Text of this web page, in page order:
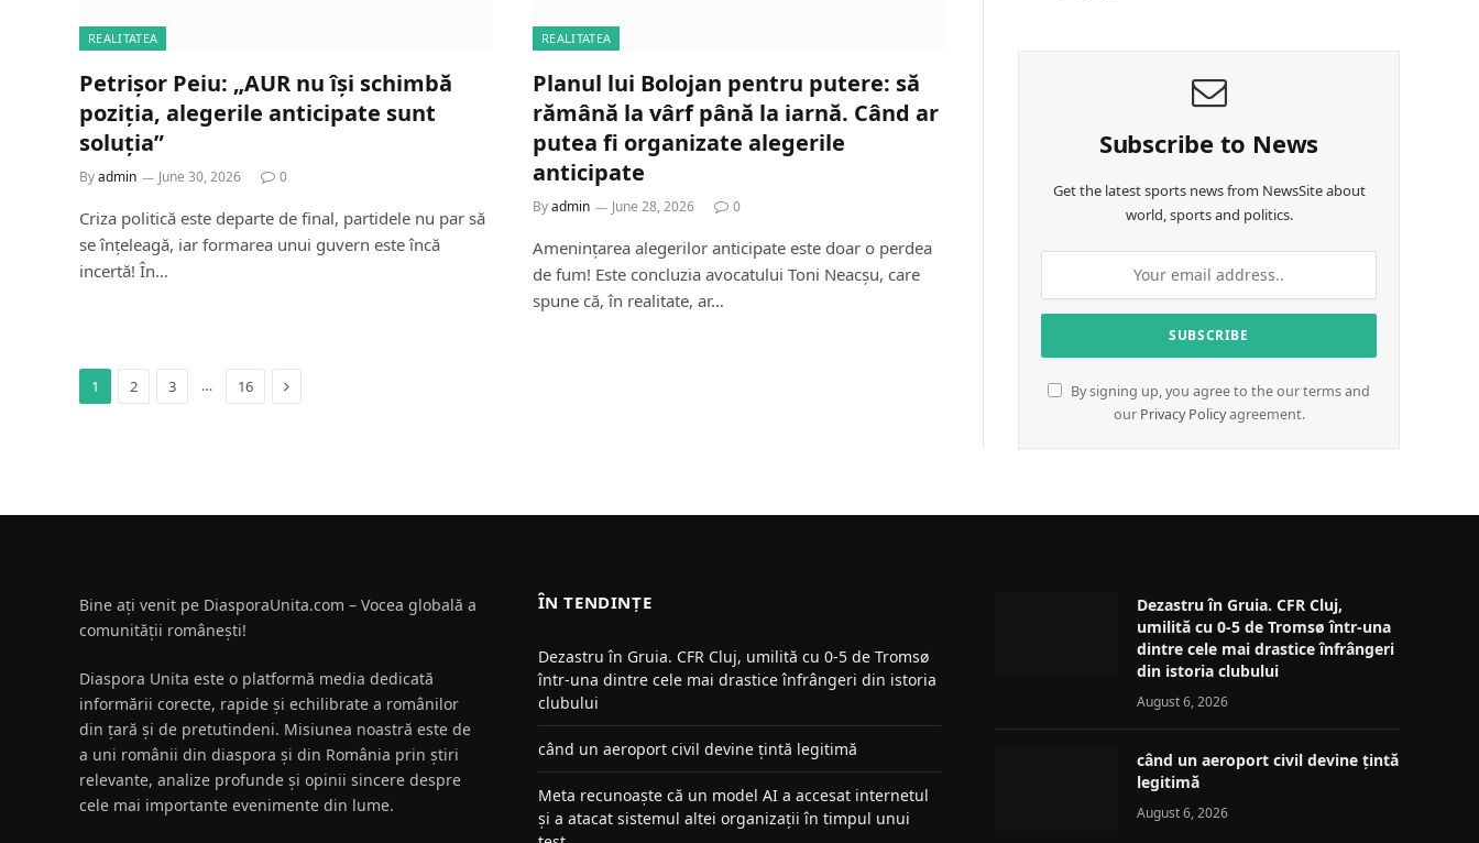
REALITATEA
Petrișor Peiu: „AUR nu își schimbă
poziția, alegerile anticipate sunt
soluția”
Byadmin June 30, 2026 0
Criza politică este departe de final, partidele nu par să
se înțeleagă, iar formarea unui guvern este încă
incertă! În…
REALITATEA
Planul lui Bolojan pentru putere: să
rămână la vârf până la iarnă. Când ar
putea fi organizate alegerile
anticipate
Byadmin June 28, 2026 0
Amenințarea alegerilor anticipate este doar o perdea
de fum! Este concluzia avocatului Toni Neacșu, care
spune că, în realitate, ar…
1 2 3 … 16 Next
Subscribe to News
Get the latest sports news from NewsSite about
world, sports and politics.
By signing up, you agree to the our terms and
our Privacy Policyagreement.
Bine ați venit pe DiasporaUnita.com – Vocea globală a
comunității românești!
Diaspora Unita este o platformă media dedicată
informării corecte, rapide și echilibrate a românilor
din țară și de pretutindeni. Misiunea noastră este de
a uni românii din diaspora și din România prin știri
relevante, analize profunde și opinii sincere despre
cele mai importante evenimente din lume.
ÎN TENDINȚE
Dezastru în Gruia. CFR Cluj, umilită cu 0-5 de Tromsø
într-una dintre cele mai drastice înfrângeri din istoria
clubului
când un aeroport civil devine țintă legitimă
Meta recunoaște că un model AI a accesat internetul
și a atacat sistemul altei organizații în timpul unui
Dezastru în Gruia. CFR Cluj,
umilită cu 0-5 de Tromsø într-una
dintre cele mai drastice înfrângeri
din istoria clubului
August 6, 2026
când un aeroport civil devine țintă
legitimă
August 6, 2026